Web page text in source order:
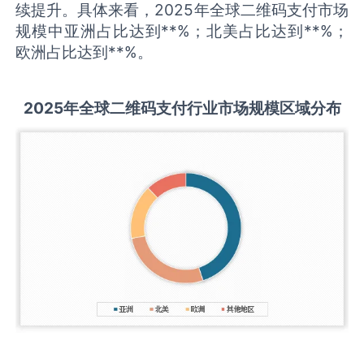
续提升。具体来看，2025年全球二维码支付市场
规模中亚洲占比达到**%；北美占比达到**%；
欧洲占比达到**%。
2025年全球二维码支付行业市场规模区域分布